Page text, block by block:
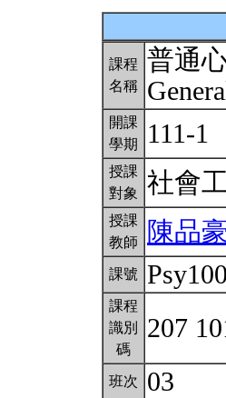
課程
名稱
普通
開課
學期
111-1
授課
對象
社會
授課
教師
陳品
課號
課程
識別
碼
207
班次 03